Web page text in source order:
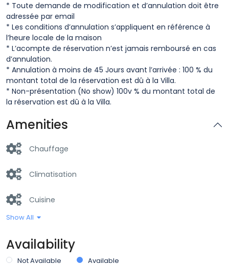
* Toute demande de modification et d’annulation doit être
adressée par email
* Les conditions d’annulation s’appliquent en référence à
l’heure locale de la maison
* L’acompte de réservation n’est jamais remboursé en cas
d’annulation.
* Annulation à moins de 45 Jours avant l’arrivée : 100 % du
montant total de la réservation est dû à la Villa.
* Non-présentation (No show) 100v % du montant total de
la réservation est dû à la Villa.
Amenities
Chauffage
Climatisation
Cuisine
Entrée privée
Show All
Availability
Not Available Available